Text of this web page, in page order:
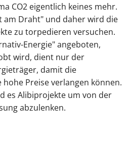
CO2 eigentlich keines mehr.
am Draht" und daher wird die
zu torpedieren versuchen.
Energie" angeboten,
wird, dient nur der
damit die
Preise verlangen können.
es Alibiprojekte um von der
abzulenken.